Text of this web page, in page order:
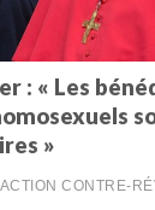
: « Les
»
ACTION CONTRE-